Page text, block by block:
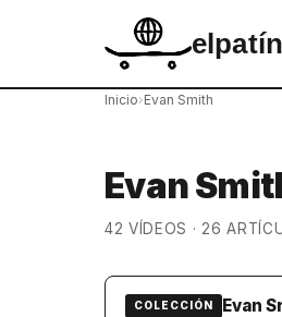
Inicio›Evan Smith
Evan
42 VÍDEOS · 26
COLECCIÓN Evan